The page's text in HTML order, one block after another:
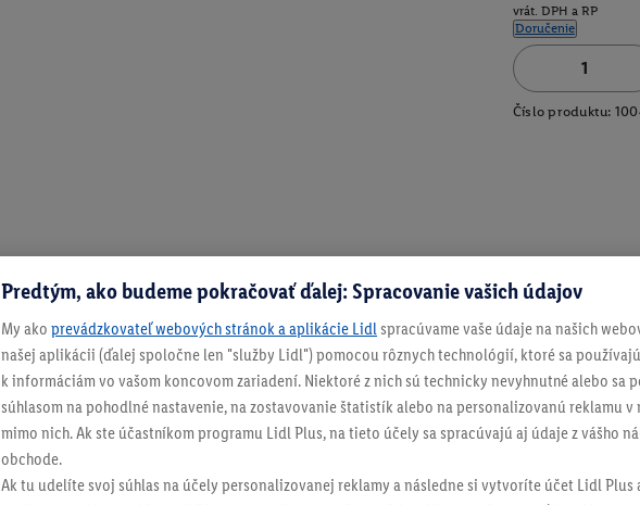
vrát. DPH a RP
Doručenie
Číslo produktu:
Predtým, ako budeme pokračovať ďalej: Spracovanie vašich údajov
My ako prevádzkovateľ webových stránok a aplikácie Lidl spracúvame vaše údaje na našich
našej aplikácii (ďalej spoločne len "služby Lidl") pomocou rôznych technológií, ktoré sa
k informáciám vo vašom koncovom zariadení. Niektoré z nich sú technicky nevyhnutné alebo sa
súhlasom na pohodlné nastavenie, na zostavovanie štatistík alebo na personalizovanú reklamu v
mimo nich. Ak ste účastníkom programu Lidl Plus, na tieto účely sa spracúvajú aj údaje z vášho
obchode.
Ak tu udelíte svoj súhlas na účely personalizovanej reklamy a následne si vytvoríte účet Lidl Plus